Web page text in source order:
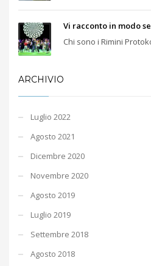
Vi racconto in modo
Chi sono i Rimini
ARCHIVIO
Luglio 2022
Agosto 2021
Dicembre 2020
Novembre 2020
Agosto 2019
Luglio 2019
Settembre 2018
Agosto 2018